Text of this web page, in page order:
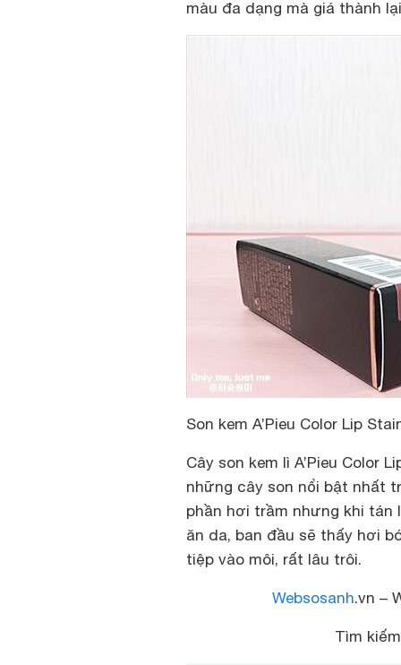
màu đa dạng mà giá thành
Son kem A’Pieu Color Lip
Cây son kem lì A’Pieu Color
những cây son nổi bật nhất
phần hơi trầm nhưng khi tán
ăn da, ban đầu sẽ thấy hơi
tiệp vào môi, rất lâu trôi.
Websosanh.vn –
Tìm